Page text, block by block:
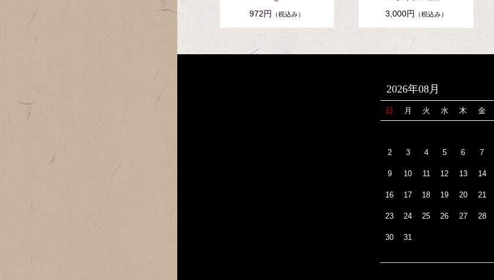
972円
（税込み）
3,000円
（税込み）
2026年08月
日 月 火 水 木 金
2 3 4 5 6 7
9 10 11 12 13 14
16 17 18 19 20 21
23 24 25 26 27 28
30 31